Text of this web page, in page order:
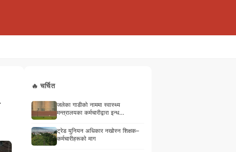
🔥 चर्चित
जलेका गाडीको नाममा स्वास्थ्य
मन्त्रालयका कर्मचारीद्वारा इन्ध…
ट्रेड युनियन अधिकार नखोस्न शिक्षक–
कर्मचारीहरूको माग